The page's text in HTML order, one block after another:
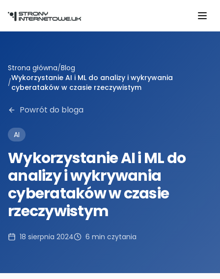
Strona główna/Blog
/Wykorzystanie AI i ML do analizy i wykrywania
cyberataków w czasie rzeczywistym
Powrót do bloga
AI
Wykorzystanie AI i ML do
analizy i wykrywania
cyberataków w czasie
rzeczywistym
18 sierpnia 2024 6 min czytania